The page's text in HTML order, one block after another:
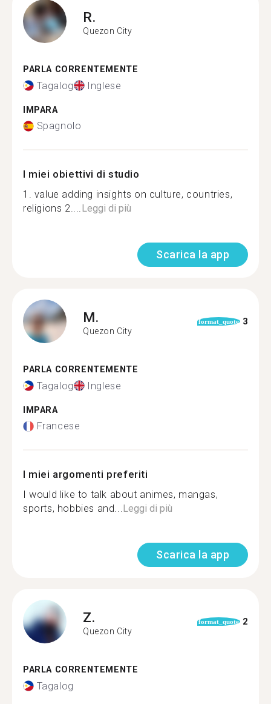
R.
Quezon City
PARLA CORRENTEMENTE
Tagalog Inglese
IMPARA
Spagnolo
I miei obiettivi di studio
1. value adding insights on culture, countries,
religions 2....Leggi di più
Scarica la app
M.
Quezon City
format_quote 3
PARLA CORRENTEMENTE
Tagalog Inglese
IMPARA
Francese
I miei argomenti preferiti
I would like to talk about animes, mangas,
sports, hobbies and...Leggi di più
Scarica la app
Z.
Quezon City
format_quote 2
PARLA CORRENTEMENTE
Tagalog